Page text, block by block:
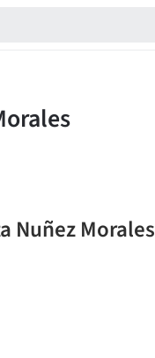
Nuñez Morales